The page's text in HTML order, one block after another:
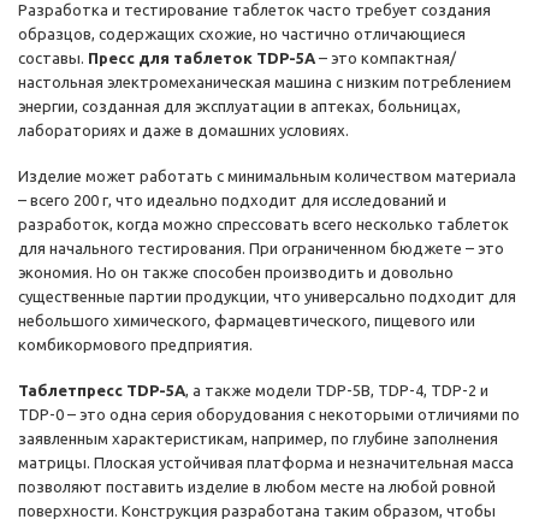
Разработка и тестирование таблеток часто требует создания
образцов, содержащих схожие, но частично отличающиеся
составы. Пресс для таблеток TDP-5A – это компактная/
настольная электромеханическая машина с низким потреблением
энергии, созданная для эксплуатации в аптеках, больницах,
лабораториях и даже в домашних условиях.
Изделие может работать с минимальным количеством материала
– всего 200 г, что идеально подходит для исследований и
разработок, когда можно спрессовать всего несколько таблеток
для начального тестирования. При ограниченном бюджете – это
экономия. Но он также способен производить и довольно
существенные партии продукции, что универсально подходит для
небольшого химического, фармацевтического, пищевого или
комбикормового предприятия.
Таблетпресс TDP-5А, а также модели TDP-5B, TDP-4, TDP-2 и
TDP-0 – это одна серия оборудования с некоторыми отличиями по
заявленным характеристикам, например, по глубине заполнения
матрицы. Плоская устойчивая платформа и незначительная масса
позволяют поставить изделие в любом месте на любой ровной
поверхности. Конструкция разработана таким образом, чтобы